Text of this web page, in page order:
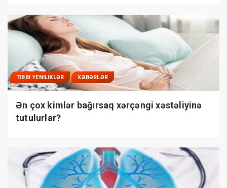
TIBBI YENILIKLƏR XƏBƏRLƏR
Ən çox kimlər bağırsaq xərçəngi xəstəliyinə
tutulurlar?